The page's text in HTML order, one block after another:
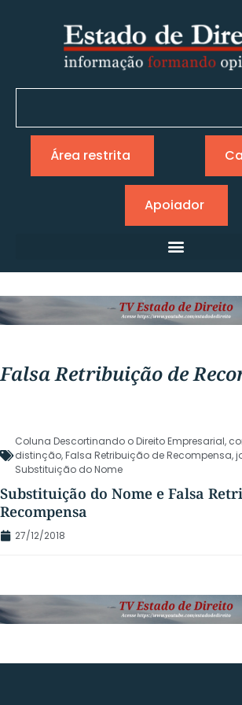
Área restrita
Apoiador
Falsa Retribuição de
Coluna Descortinando o Direito Empresarial,
distinção,Falsa Retribuição de Recompensa,
Substituição do Nome
Substituição do Nome e Falsa
Recompensa
27/12/2018